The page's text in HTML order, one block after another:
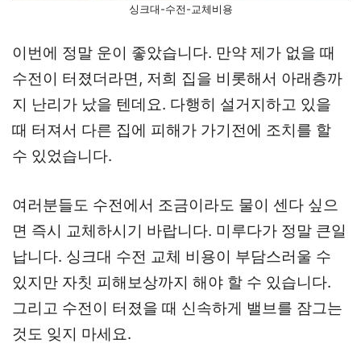
싱크대-수전-교체비용
이번에 정말 운이 좋았습니다. 만약 제가 없을 때
수전이 터졌더라면, 저희 집을 비롯해서 아래층까
지 난리가 났을 텐데요. 다행히 설거지하고 있을
때 터져서 다른 집에 피해가 가기전에 조치를 할
수 있었습니다.
여러분들도 수전에서 조금이라도 물이 센다 싶으
면 즉시 교체하시기 바랍니다. 미루다가 정말 큰일
납니다. 싱크대 수전 교체 비용이 부담스러울 수
있지만 자칫 피해보상까지 해야 할 수 있습니다.
그리고 수전이 터졌을 때 신속하게 밸브를 잠그는
것도 잊지 마세요.